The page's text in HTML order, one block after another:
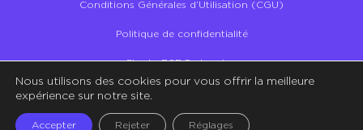
Conditions Générales d’Utilisation (CGU)
Politique de confidentialité
Charte RSE Partenaires
Illustrations – Crédit Storyset
Nous utilisons des cookies pour vous offrir la meilleure
expérience sur notre site.
Accepter Rejeter Réglages